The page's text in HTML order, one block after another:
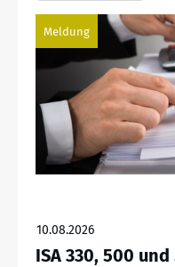
Meldung
10.08.2026
ISA 330, 500 und